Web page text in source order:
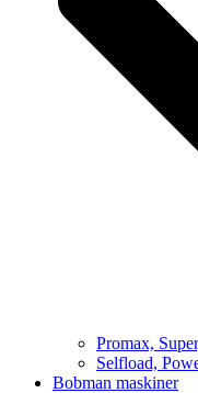
Promax,
Selfload,
Bobman maskiner